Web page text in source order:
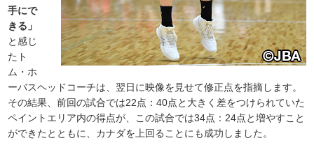
手にで
きる」
と感じ
たト
ム・ホ
ーバスヘッドコーチは、翌日に映像を見せて修正点を指摘します。
その結果、前回の試合では22点：40点と大きく差をつけられていた
ペイントエリア内の得点が、この試合では34点：24点と増やすこと
ができたとともに、カナダを上回ることにも成功しました。